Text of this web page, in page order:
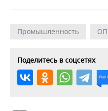
Промышленность
Поделитесь в соцсетях